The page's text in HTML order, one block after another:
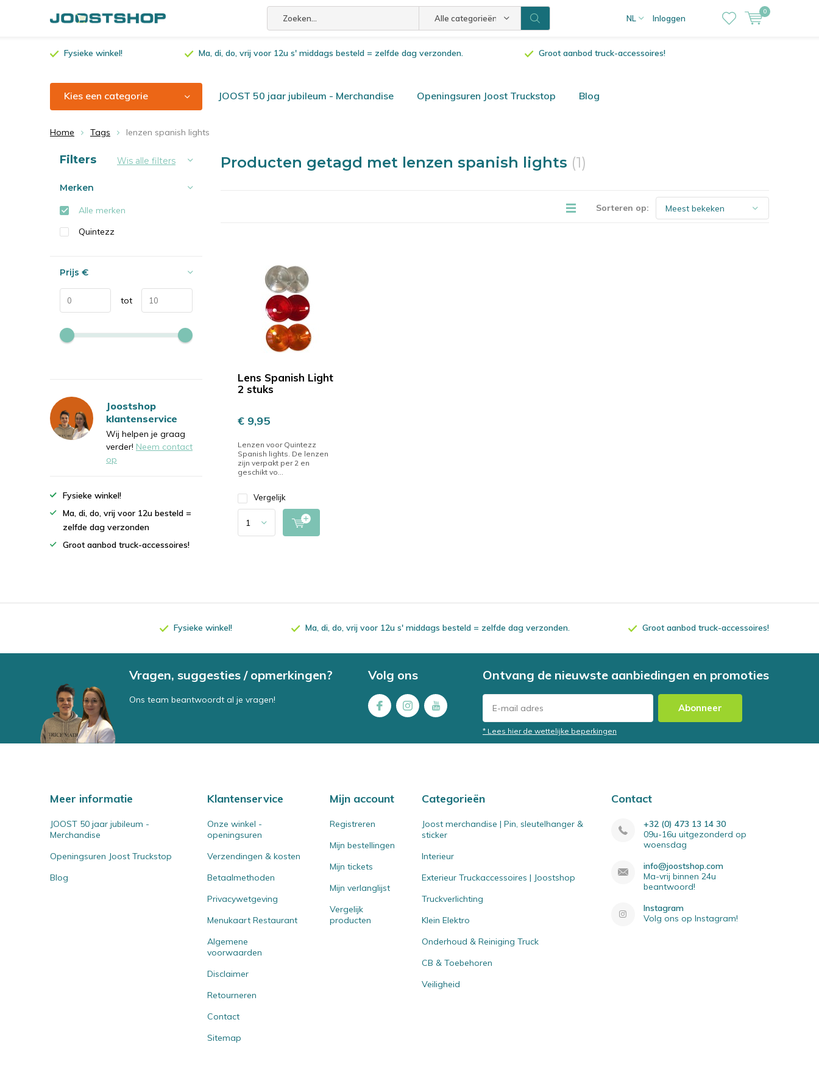
Alle categorieën NL Inloggen
0
Fysieke winkel! Ma, di, do, vrij voor 12u s' middags besteld = zelfde dag verzonden. Groot aanbod truck-accessoires!
Kies een categorie JOOST 50 jaar jubileum - Merchandise Openingsuren Joost Truckstop Blog
Home Tags lenzen spanish lights
Producten getagd met lenzen spanish lights (1)
Sorteren op:
Lens Spanish Light
2 stuks
€ 9,95
Lenzen voor Quintezz
Spanish lights. De lenzen
zijn verpakt per 2 en
geschikt vo...
Vergelijk
Sorteren op:
Filters Wis alle filters
Merken
Alle merken
Quintezz
Prijs €
tot
Joostshop
klantenservice
Wij helpen je graag
verder! Neem contact
op
Fysieke winkel!
Ma, di, do, vrij voor 12u besteld =
zelfde dag verzonden
Groot aanbod truck-accessoires!
Fysieke winkel! Ma, di, do, vrij voor 12u s' middags besteld = zelfde dag verzonden. Groot aanbod truck-accessoires!
Vragen, suggesties / opmerkingen?
Ons team beantwoordt al je vragen!
Volg ons Ontvang de nieuwste aanbiedingen en promoties
Abonneer
* Lees hier de wettelijke beperkingen
Meer informatie
JOOST 50 jaar jubileum -
Merchandise
Openingsuren Joost Truckstop
Blog
Klantenservice
Onze winkel -
openingsuren
Verzendingen & kosten
Betaalmethoden
Privacywetgeving
Menukaart Restaurant
Algemene
voorwaarden
Disclaimer
Retourneren
Contact
Sitemap
Mijn account
Registreren
Mijn bestellingen
Mijn tickets
Mijn verlanglijst
Vergelijk
producten
Categorieën
Joost merchandise | Pin, sleutelhanger &
sticker
Interieur
Exterieur Truckaccessoires | Joostshop
Truckverlichting
Klein Elektro
Onderhoud & Reiniging Truck
CB & Toebehoren
Veiligheid
Contact
+32 (0) 473 13 14 30
09u-16u uitgezonderd op
woensdag
info@joostshop.com
Ma-vrij binnen 24u
beantwoord!
Instagram
Volg ons op Instagram!